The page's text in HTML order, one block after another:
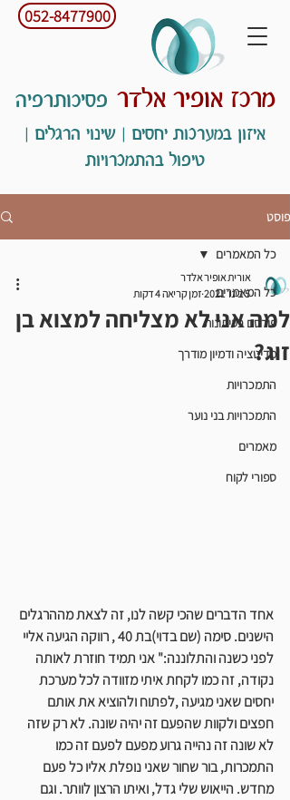
052-8477900
מרכז אופיר אלדר פסיכותרפיה
איזון במערכות יחסים | שינוי הרגלים |
טיפול בהתמכרויות
פוסט
כל המאמרים
פורסם בעיתונות
מדיטציה ודמיון מודרך
התמכרויות
התמכרויות בני נוער
מאמרים
ספורי לקוח
כל המאמרים
למה אני לא מצליחה למצוא בן
זוג?
אורית אופיר אלדר
5 בינו׳ 2021
זמן קריאה 4 דקות
אחד הדברים שהכי קשה לנו, זה לצאת מההרגלים
הישנים. סימה (שם בדוי)בת 40 , רווקה הגיעה אליי
לפני כשנה והתלוננה:" אני תמיד חוזרת לאותה
נקודה, זה כמו לקחת איתי מזוודה לכל מערכת
יחסים שאני מגיעה ,לפתוח ולהוציא את אותם
חפצים ולקוות שהפעם זה יהיה שונה. לא רק שזה
לא שונה זה נהייה גרוע מפעם לפעם זה כמו
התמכרות, בור שחור שאני נופלת אליו כל פעם
מחדש. הייאוש שלי גדל, ואיתו הרצון לוותר. וגם